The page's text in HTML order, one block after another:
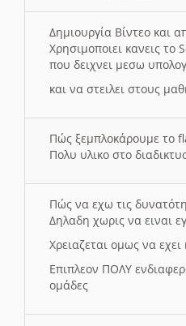
Δημιουργία Βίντεο και
Χρησιμοποιει κανεις
που δειχνει μεσω
και να στειλει στους
Πώς ξεμπλοκάρουμε το
Πολυ υλικο στο
Πώς να εχω τις
Δηλαδη χωρις να ειναι
Χρειαζεται ομως να
Επιπλεον ΠΟΛΥ
ομάδες